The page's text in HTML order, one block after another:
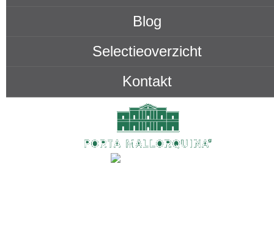
Blog
Selectieoverzicht
Kontakt